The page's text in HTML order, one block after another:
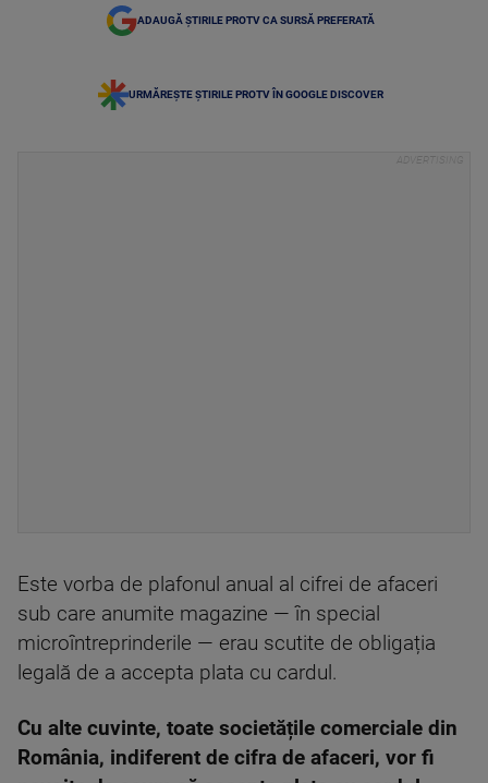
ADAUGĂ ȘTIRILE PROTV CA SURSĂ PREFERATĂ
URMĂREȘTE ȘTIRILE PROTV ÎN GOOGLE DISCOVER
Este vorba de plafonul anual al cifrei de afaceri
sub care anumite magazine — în special
microîntreprinderile — erau scutite de obligația
legală de a accepta plata cu cardul.
Cu alte cuvinte, toate societățile comerciale din
România, indiferent de cifra de afaceri, vor fi